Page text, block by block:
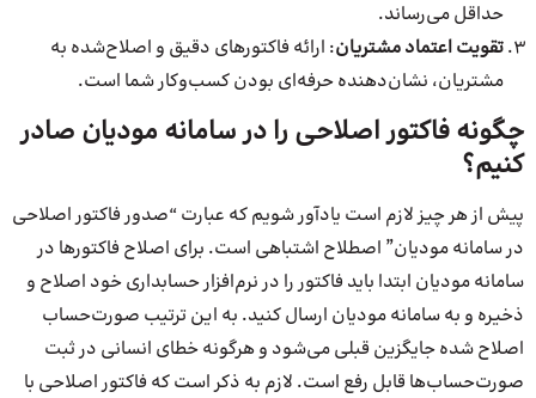
حداقل می‌رساند.
تقویت اعتماد مشتریان: ارائه فاکتورهای دقیق و اصلاح‌شده به
مشتریان، نشان‌دهنده حرفه‌ای بودن کسب‌وکار شما است.
چگونه فاکتور اصلاحی را در سامانه مودیان صادر
کنیم؟
پیش از هر چیز لازم است یادآور شویم که عبارت “صدور فاکتور اصلاحی
در سامانه مودیان” اصطلاح اشتباهی است. برای اصلاح فاکتورها در
سامانه مودیان ابتدا باید فاکتور را در نرم‌افزار حسابداری خود اصلاح و
ذخیره و به سامانه مودیان ارسال کنید. به این ترتیب صورت‌حساب
اصلاح شده جایگزین قبلی می‌شود و هرگونه خطای انسانی در ثبت
صورت‌حساب‌ها قابل رفع است. لازم به ذکر است که فاکتور اصلاحی با